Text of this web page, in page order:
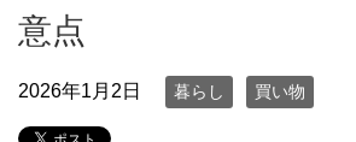
意点
2026年1月2日 暮らし 買い物